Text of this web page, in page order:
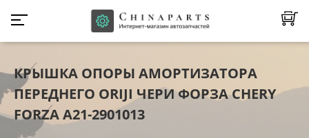
КРЫШКА ОПОРЫ АМОРТИЗАТОРА
ПЕРЕДНЕГО ORIJI ЧЕРИ ФОРЗА CHERY
FORZA A21-2901013